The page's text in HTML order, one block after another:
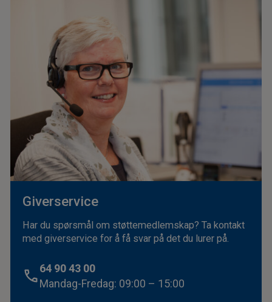
Giverservice
Har du spørsmål om støttemedlemskap? Ta kontakt
med giverservice for å få svar på det du lurer på.
64 90 43 00
Mandag-Fredag: 09:00 – 15:00